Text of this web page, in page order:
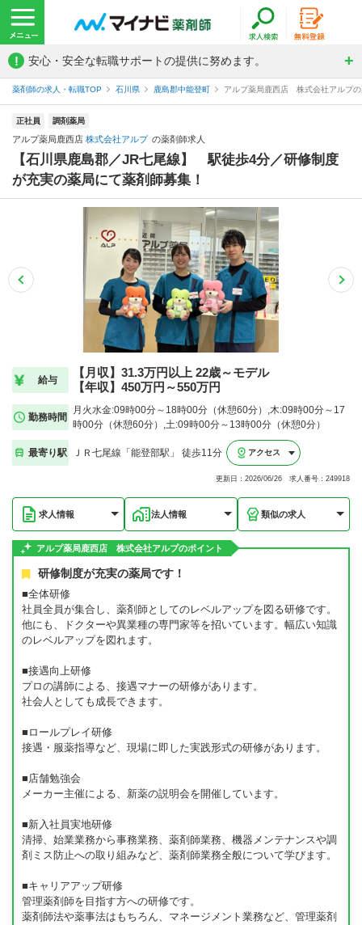
! 安心・安全な転職サポートの提供に努めます。
薬剤師の求人・転職TOP 石川県 鹿島郡中能登町 アルプ薬局鹿西店 株式会社アルプ
正社員 調剤薬局
アルプ薬局鹿西店 株式会社アルプ の薬剤師求人
【石川県鹿島郡／JR七尾線】 駅徒歩4分／研修制度
が充実の薬局にて薬剤師募集！
給与
【月収】31.3万円以上 22歳～モデル
【年収】450万円～550万円
勤務時間
月火水金:09時00分～18時00分（休憩60分）,木:09時00分～17
時00分（休憩60分）,土:09時00分～13時00分（休憩0分）
最寄り駅 ＪＲ七尾線「能登部駅」 徒歩11分 アクセス
更新日：2026/06/26 求人番号：249918
求人情報 法人情報 類似の求人
アルプ薬局鹿西店 株式会社アルプのポイント
研修制度が充実の薬局です！
■全体研修
社員全員が集合し、薬剤師としてのレベルアップを図る研修です。
他にも、ドクターや異業種の専門家等を招いています。幅広い知識
のレベルアップを図れます。
■接遇向上研修
プロの講師による、接遇マナーの研修があります。
社会人としても成長できます。
■ロールプレイ研修
接遇・服薬指導など、現場に即した実践形式の研修があります。
■店舗勉強会
メーカー主催による、新薬の説明会を開催しています。
■新入社員実地研修
清掃、始業業務から事務業務、薬剤師業務、機器メンテナンスや調
剤ミス防止への取り組みなど、薬剤師業務全般について学びます。
■キャリアアップ研修
管理薬剤師を目指す方への研修です。
薬剤師法や薬事法はもちろん、マネージメント業務など、管理薬剤